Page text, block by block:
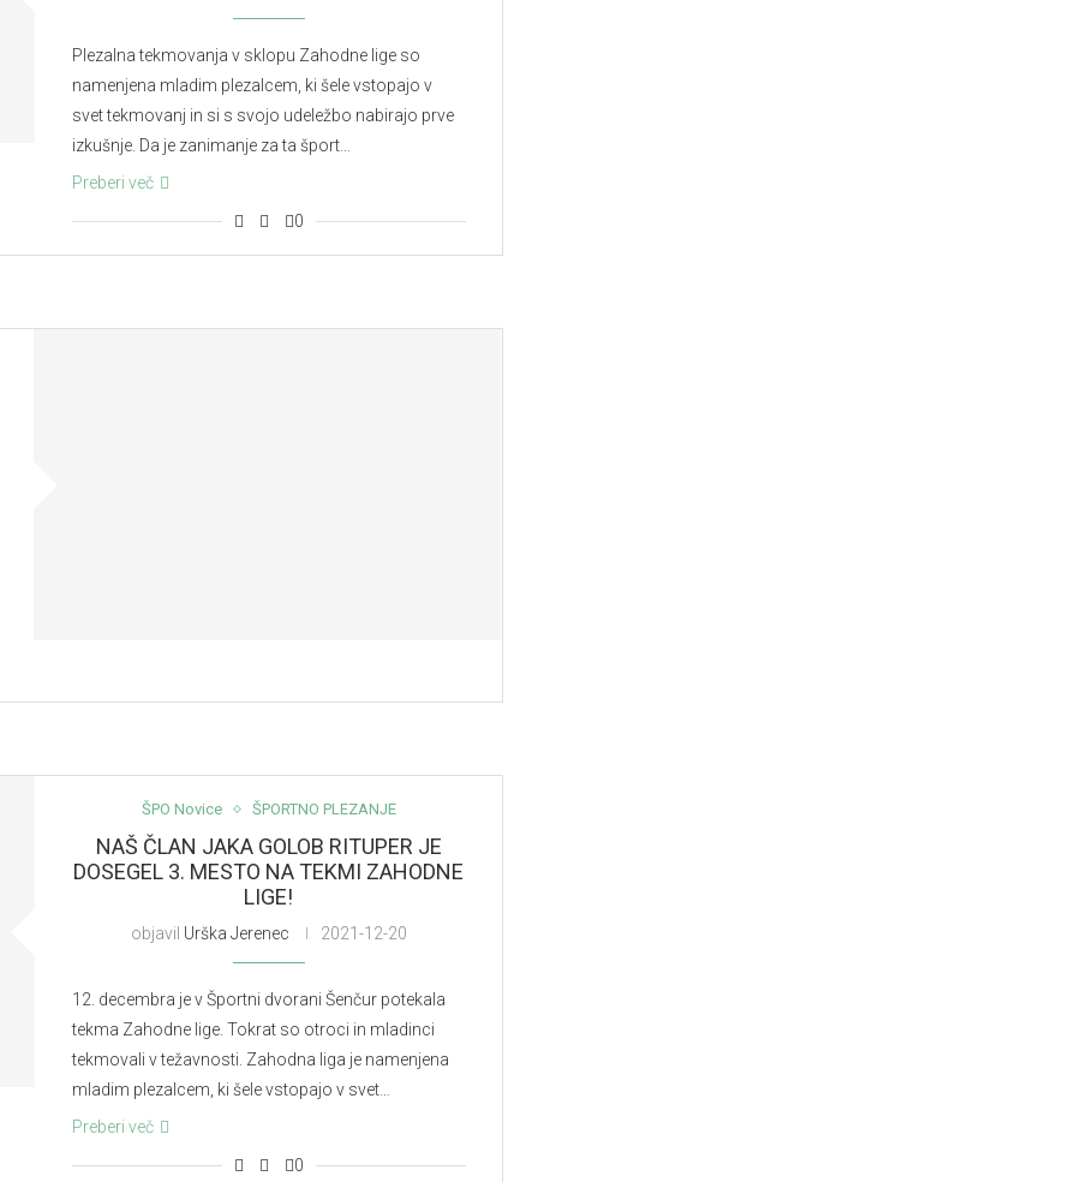
Plezalna tekmovanja v sklopu Zahodne lige so
namenjena mladim plezalcem, ki šele vstopajo v
svet tekmovanj in si s svojo udeležbo nabirajo prve
izkušnje. Da je zanimanje za ta šport…
Preberi več
0
ŠPO Novice ŠPORTNO PLEZANJE
NAŠ ČLAN JAKA GOLOB RITUPER JE
DOSEGEL 3. MESTO NA TEKMI ZAHODNE
LIGE!
objavil Urška Jerenec 2021-12-20
12. decembra je v Športni dvorani Šenčur potekala
tekma Zahodne lige. Tokrat so otroci in mladinci
tekmovali v težavnosti. Zahodna liga je namenjena
mladim plezalcem, ki šele vstopajo v svet…
Preberi več
0